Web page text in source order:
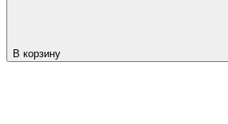
В корзину